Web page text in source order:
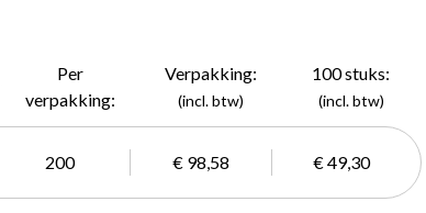
Per
verpakking:
Verpakking:
(incl. btw)
100 stuks:
(incl. btw)
200 € 98,58 € 49,30